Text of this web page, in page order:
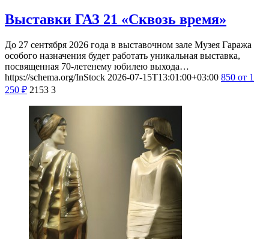
Выставки ГАЗ 21 «Сквозь время»
До 27 сентября 2026 года в выставочном зале Музея Гаража
особого назначения будет работать уникальная выставка,
посвященная 70-летенему юбилею выхода…
https://schema.org/InStock 2026-07-15T13:01:00+03:00 850 от 1
250 ₽ 2153 3